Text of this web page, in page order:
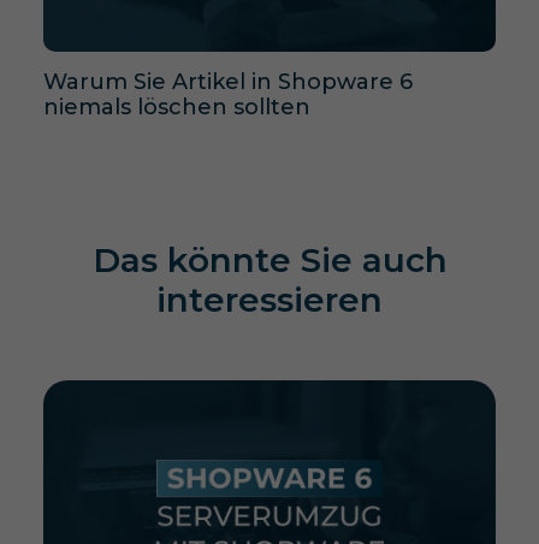
Warum Sie Artikel in Shopware 6
niemals löschen sollten
Das könnte Sie auch
interessieren